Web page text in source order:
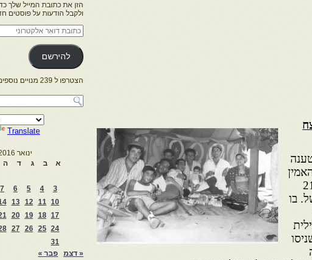
לעדותם של שמונה מיהודי אנתיפה ( 21
בו
הזן את כתובת המייל שלך
ולקבל הודעות על פוסטים
כתובת
דואר
אלקטרוני
להירשם
הצטרפו ל 239 מנויים נוספים
Translate
ינואר 2016
א
ב ג ד ה
3
4
5
6
7
10
11
12
13
17
18
19
20
24
25
26
27
31
« דצמ
פבר »